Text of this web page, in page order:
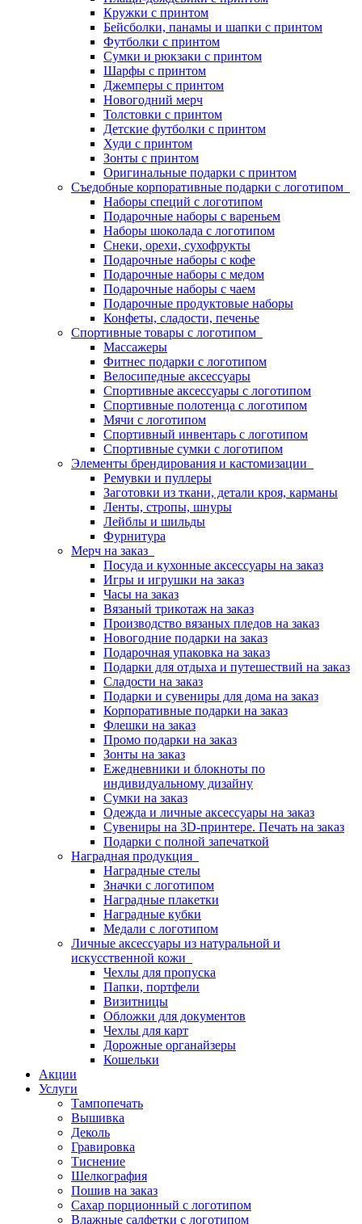
Кружки с принтом
Бейсболки, панамы и шапки с принтом
Футболки с принтом
Сумки и рюкзаки с принтом
Шарфы с принтом
Джемперы с принтом
Новогодний мерч
Толстовки с принтом
Детские футболки с принтом
Худи с принтом
Зонты с принтом
Оригинальные подарки с принтом
Съедобные корпоративные подарки с логотипом
Наборы специй с логотипом
Подарочные наборы с вареньем
Наборы шоколада с логотипом
Снеки, орехи, сухофрукты
Подарочные наборы с кофе
Подарочные наборы с медом
Подарочные наборы с чаем
Подарочные продуктовые наборы
Конфеты, сладости, печенье
Спортивные товары с логотипом
Массажеры
Фитнес подарки с логотипом
Велосипедные аксессуары
Спортивные аксессуары с логотипом
Спортивные полотенца с логотипом
Мячи с логотипом
Спортивный инвентарь с логотипом
Спортивные сумки с логотипом
Элементы брендирования и кастомизации
Ремувки и пуллеры
Заготовки из ткани, детали кроя, карманы
Ленты, стропы, шнуры
Лейблы и шильды
Фурнитура
Мерч на заказ
Посуда и кухонные аксессуары на заказ
Игры и игрушки на заказ
Часы на заказ
Вязаный трикотаж на заказ
Производство вязаных пледов на заказ
Новогодние подарки на заказ
Подарочная упаковка на заказ
Подарки для отдыха и путешествий на заказ
Сладости на заказ
Подарки и сувениры для дома на заказ
Корпоративные подарки на заказ
Флешки на заказ
Промо подарки на заказ
Зонты на заказ
Ежедневники и блокноты по
индивидуальному дизайну
Сумки на заказ
Одежда и личные аксессуары на заказ
Сувениры на 3D-принтере. Печать на заказ
Подарки с полной запечаткой
Наградная продукция
Наградные стелы
Значки с логотипом
Наградные плакетки
Наградные кубки
Медали с логотипом
Личные аксессуары из натуральной и
искусственной кожи
Чехлы для пропуска
Папки, портфели
Визитницы
Обложки для документов
Чехлы для карт
Дорожные органайзеры
Кошельки
Акции
Услуги
Тампопечать
Вышивка
Деколь
Гравировка
Тиснение
Шелкография
Пошив на заказ
Сахар порционный с логотипом
Влажные салфетки с логотипом